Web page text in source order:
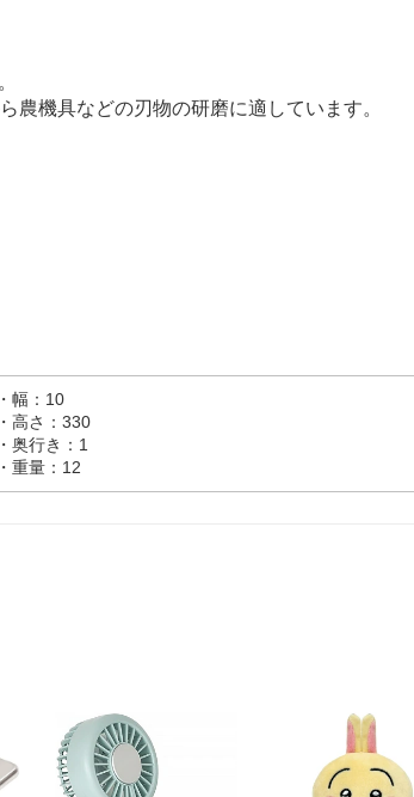
農機具などの刃物の研磨に適しています。
・幅：10
・高さ：330
・奥行き：1
・重量：12